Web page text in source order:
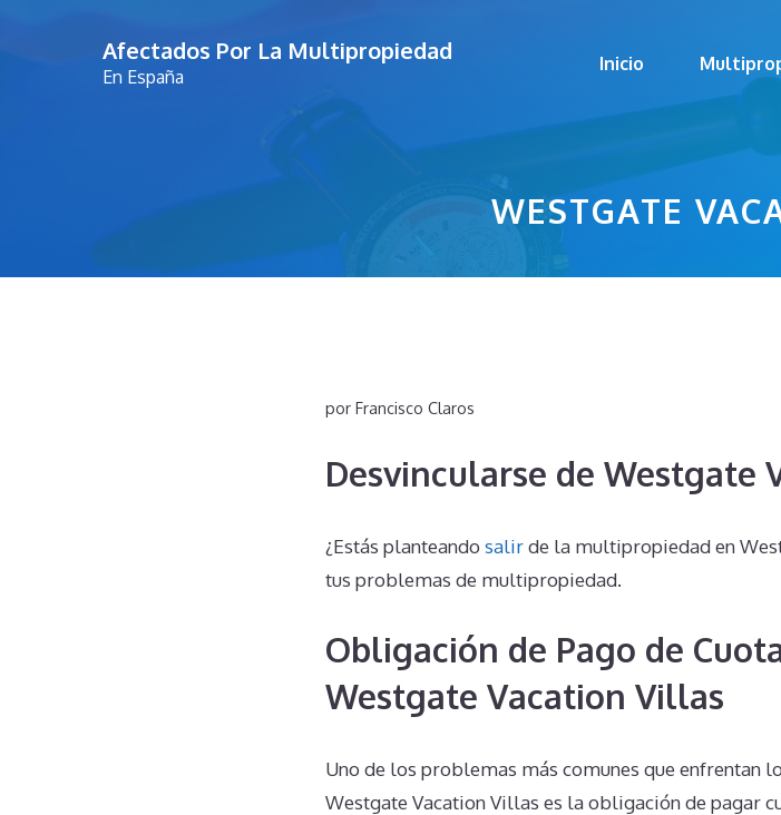
Afectados Por La Multipropiedad
En España
Inicio
WESTGATE
por Francisco Claros
Desvincularse de Westgate
¿Estás planteando salirde la multipropiedad en
tus problemas de multipropiedad.
Obligación de Pago de
Westgate Vacation Villas
Uno de los problemas más comunes que enfrentan
Westgate Vacation Villas es la obligación de pagar